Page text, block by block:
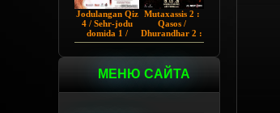
Jodulangan Qiz
4 / Sehr-jodu
domida 1 /
Egallangan 1 /
Hind kino
Uzbek tilida
Mutaxassis 2 :
Qasos /
Dhurandhar 2 :
Intiqom 2026
МЕНЮ САЙТА